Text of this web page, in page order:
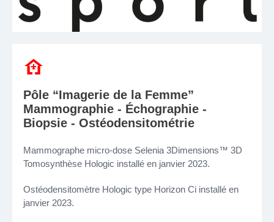
Pôle “Imagerie de la Femme”
Mammographie - Échographie -
Biopsie - Ostéodensitométrie
Mammographe micro-dose Selenia 3Dimensions™ 3D
Tomosynthèse Hologic installé en janvier 2023.
Ostéodensitomètre Hologic type Horizon Ci installé en
janvier 2023.